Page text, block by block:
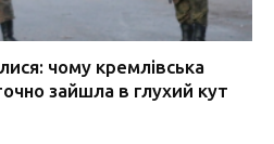
чому кремлівська
зайшла в глухий кут